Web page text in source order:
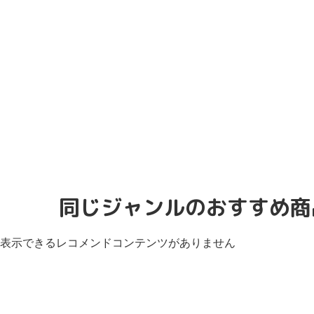
同じジャンルのおすすめ
表示できるレコメンドコンテンツがありません